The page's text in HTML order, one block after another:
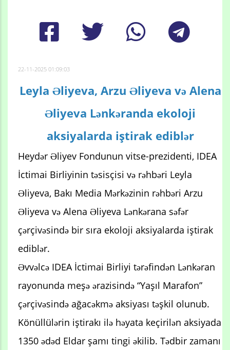
22-11-2025 01:09:03
Leyla Əliyeva, Arzu Əliyeva və Alena
Əliyeva Lənkəranda ekoloji
aksiyalarda iştirak ediblər
Heydər Əliyev Fondunun vitse-prezidenti, IDEA
İctimai Birliyinin təsisçisi və rəhbəri Leyla
Əliyeva, Bakı Media Mərkəzinin rəhbəri Arzu
Əliyeva və Alena Əliyeva Lənkərana səfər
çərçivəsində bir sıra ekoloji aksiyalarda iştirak
ediblər.
Əvvəlcə IDEA İctimai Birliyi tərəfindən Lənkəran
rayonunda meşə ərazisində “Yaşıl Marafon”
çərçivəsində ağacəkmə aksiyası təşkil olunub.
Könüllülərin iştirakı ilə həyata keçirilən aksiyada
1350 ədəd Eldar şamı tingi əkilib. Tədbir zamanı